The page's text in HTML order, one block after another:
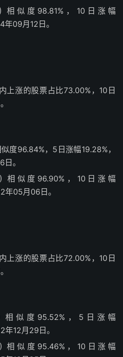
相似度98.81%，10日涨幅
09月12日。
上涨的股票占比73.00%，10日
度96.84%，5日涨幅19.28%，
。
相似度96.90%，10日涨幅
05月06日。
上涨的股票占比72.00%，10日
相似度95.52%，5日涨幅
12月29日。
相似度95.46%，10日涨幅